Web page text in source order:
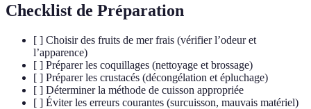
Checklist de Préparation
[ ] Choisir des fruits de mer frais (vérifier l’odeur et
l’apparence)
[ ] Préparer les coquillages (nettoyage et brossage)
[ ] Préparer les crustacés (décongélation et épluchage)
[ ] Déterminer la méthode de cuisson appropriée
[ ] Éviter les erreurs courantes (surcuisson, mauvais matériel)